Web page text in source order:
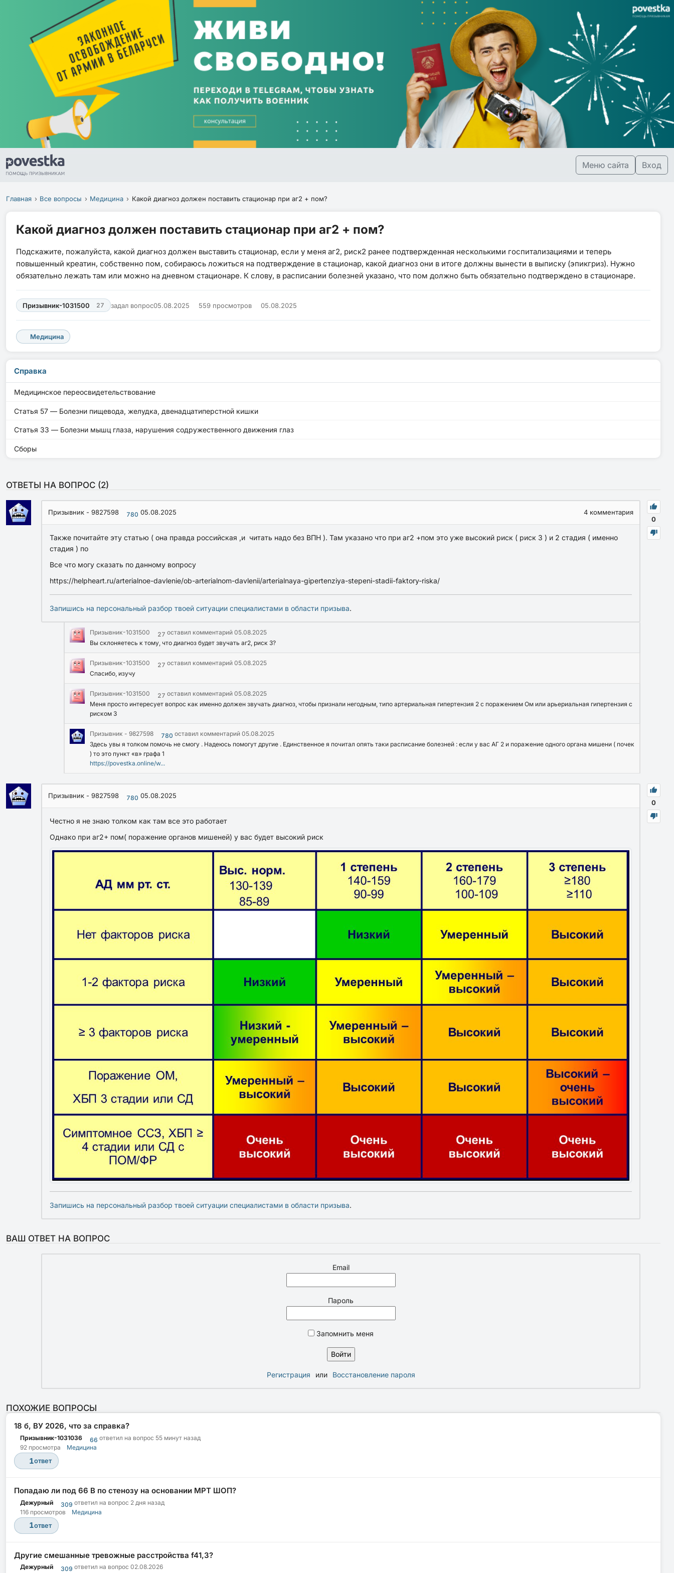
Меню сайта Вход
Главная Все вопросы Медицина Какой диагноз должен поставить стационар при аг2 + пом?
Какой диагноз должен поставить стационар при аг2 + пом?
Подскажите, пожалуйста, какой диагноз должен выставить стационар, если у меня аг2, риск2 ранее подтвержденная несколькими госпитализациями и теперь
повышенный креатин, собственно пом, собираюсь ложиться на подтверждение в стационар, какой диагноз они в итоге должны вынести в выписку (эпикгриз). Нужно
обязательно лежать там или можно на дневном стационаре. К слову, в расписании болезней указано, что пом должно быть обязательно подтверждено в стационаре.
Призывник-1031500 27 задал вопрос05.08.2025 559 просмотров 05.08.2025
Медицина
Справка
Медицинское переосвидетельствование
Статья 57 — Болезни пищевода, желудка, двенадцатиперстной кишки
Статья 33 — Болезни мышц глаза, нарушения содружественного движения глаз
Сборы
ОТВЕТЫ НА ВОПРОС (2)
0
Призывник - 9827598 780 05.08.2025 4 комментария
Также почитайте эту статью ( она правда российская ,и читать надо без ВПН ). Там указано что при аг2 +пом это уже высокий риск ( риск 3 ) и 2 стадия ( именно
стадия ) по
Все что могу сказать по данному вопросу
https://helpheart.ru/arterialnoe-davlenie/ob-arterialnom-davlenii/arterialnaya-gipertenziya-stepeni-stadii-faktory-riska/
Запишись на персональный разбор твоей ситуации специалистами в области призыва.
Призывник-1031500 27 оставил комментарий 05.08.2025
Вы склоняетесь к тому, что диагноз будет звучать аг2, риск 3?
Призывник-1031500 27 оставил комментарий 05.08.2025
Спасибо, изучу
Призывник-1031500 27 оставил комментарий 05.08.2025
Меня просто интересует вопрос как именно должен звучать диагноз, чтобы признали негодным, типо артериальная гипертензия 2 с поражением Ом или арьериальная гипертензия с
риском 3
Призывник - 9827598 780 оставил комментарий 05.08.2025
Здесь увы я толком помочь не смогу . Надеюсь помогут другие . Единственное я почитал опять таки расписание болезней : если у вас АГ 2 и поражение одного органа мишени ( почек
) то это пункт «в» графа 1
https://povestka.online/w...
0
Призывник - 9827598 780 05.08.2025
Честно я не знаю толком как там все это работает
Однако при аг2+ пом( поражение органов мишеней) у вас будет высокий риск
Запишись на персональный разбор твоей ситуации специалистами в области призыва.
ВАШ ОТВЕТ НА ВОПРОС
Email
Пароль
Запомнить меня
Регистрация или Восстановление пароля
ПОХОЖИЕ ВОПРОСЫ
18 б, ВУ 2026, что за справка?
Призывник-1031036 66 ответил на вопрос 55 минут назад
92 просмотра
Медицина
1ответ
Попадаю ли под 66 В по стенозу на основании МРТ ШОП?
Дежурный 309 ответил на вопрос 2 дня назад
116 просмотров
Медицина
1ответ
Другие смешанные тревожные расстройства f41,3?
Дежурный 309 ответил на вопрос 02.08.2026